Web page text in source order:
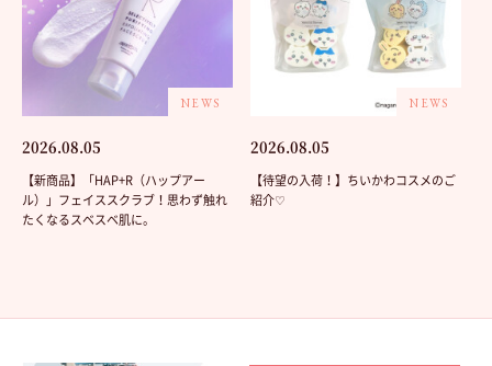
NEWS
2026.08.05
【新商品】「HAP+R（ハップアー
ル）」フェイススクラブ！思わず触れ
たくなるスベスベ肌に。
NEWS
2026.08.05
【待望の入荷！】ちいかわコスメのご
紹介♡